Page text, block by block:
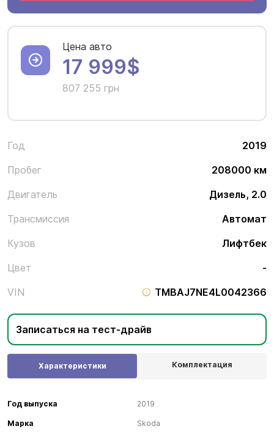
Год
2019
Пробег
208000 км
Двигатель
Дизель, 2.0
Трансмиссия
Автомат
Кузов
Лифтбек
Цвет
-
VIN
TMBAJ7NE4L0042366
Записаться на тест-драйв
Цена авто
17 999$
807 255 грн
Характеристики Комплектация
Год выпуска 2019
Марка Skoda